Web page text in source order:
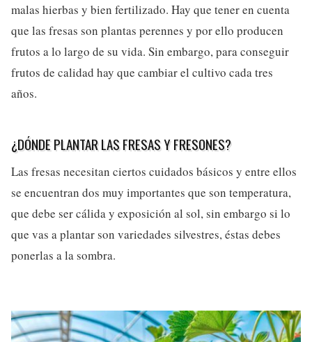
malas hierbas y bien fertilizado. Hay que tener en cuenta
que las fresas son plantas perennes y por ello producen
frutos a lo largo de su vida. Sin embargo, para conseguir
frutos de calidad hay que cambiar el cultivo cada tres
años.
¿DÓNDE PLANTAR LAS FRESAS Y FRESONES?
Las fresas necesitan ciertos cuidados básicos y entre ellos
se encuentran dos muy importantes que son temperatura,
que debe ser cálida y exposición al sol, sin embargo si lo
que vas a plantar son variedades silvestres, éstas debes
ponerlas a la sombra.